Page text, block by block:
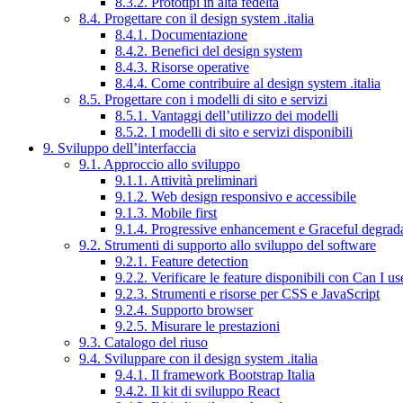
8.4. Progettare con il design system .italia
8.4.1. Documentazione
8.4.2. Benefici del design system
8.4.3. Risorse operative
8.4.4. Come contribuire al design system .italia
8.5. Progettare con i modelli di sito e servizi
8.5.1. Vantaggi dell’utilizzo dei modelli
8.5.2. I modelli di sito e servizi disponibili
9. Sviluppo dell’interfaccia
9.1. Approccio allo sviluppo
9.1.1. Attività preliminari
9.1.2. Web design responsivo e accessibile
9.1.3. Mobile first
9.1.4. Progressive enhancement e Graceful
9.2. Strumenti di supporto allo sviluppo del software
9.2.1. Feature detection
9.2.2. Verificare le feature disponibili con Can I
9.2.3. Strumenti e risorse per CSS e JavaScript
9.2.4. Supporto browser
9.2.5. Misurare le prestazioni
9.3. Catalogo del riuso
9.4. Sviluppare con il design system .italia
9.4.1. Il framework Bootstrap Italia
9.4.2. Il kit di sviluppo React